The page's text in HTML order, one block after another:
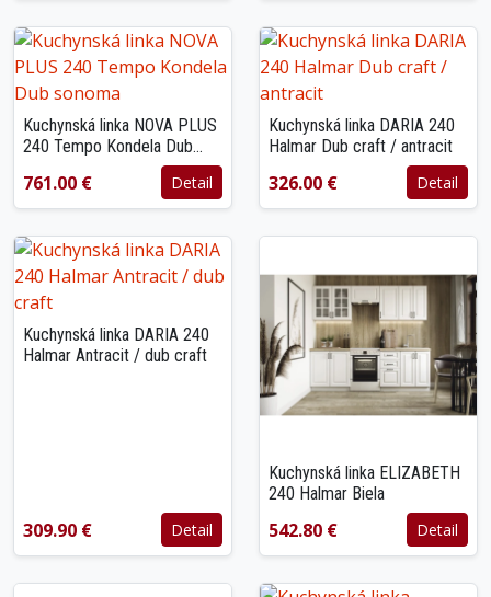
Kuchynská linka NOVA PLUS
240 Tempo Kondela Dub
761.00 € Detail
Kuchynská linka DARIA 240
Halmar Dub craft / antracit
326.00 € Detail
Kuchynská linka DARIA 240
Halmar Antracit / dub craft
309.90 € Detail
Kuchynská linka ELIZABETH
240 Halmar Biela
542.80 € Detail